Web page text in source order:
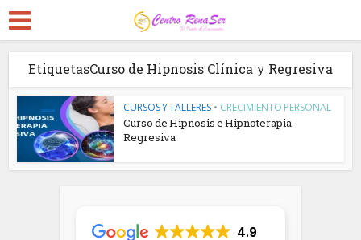
EtiquetasCurso de Hipnosis Clínica y Regresiva
CURSOS Y TALLERES • CRECIMIENTO PERSONAL
Curso de Hipnosis e Hipnoterapia
Regresiva
4.9